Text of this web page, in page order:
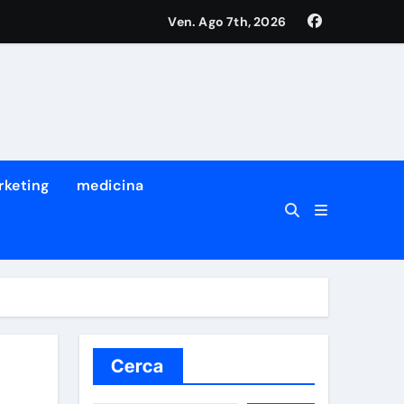
dei suoi migliori ricercatori
Ven. Ago 7th, 2026
medicina
Cerca